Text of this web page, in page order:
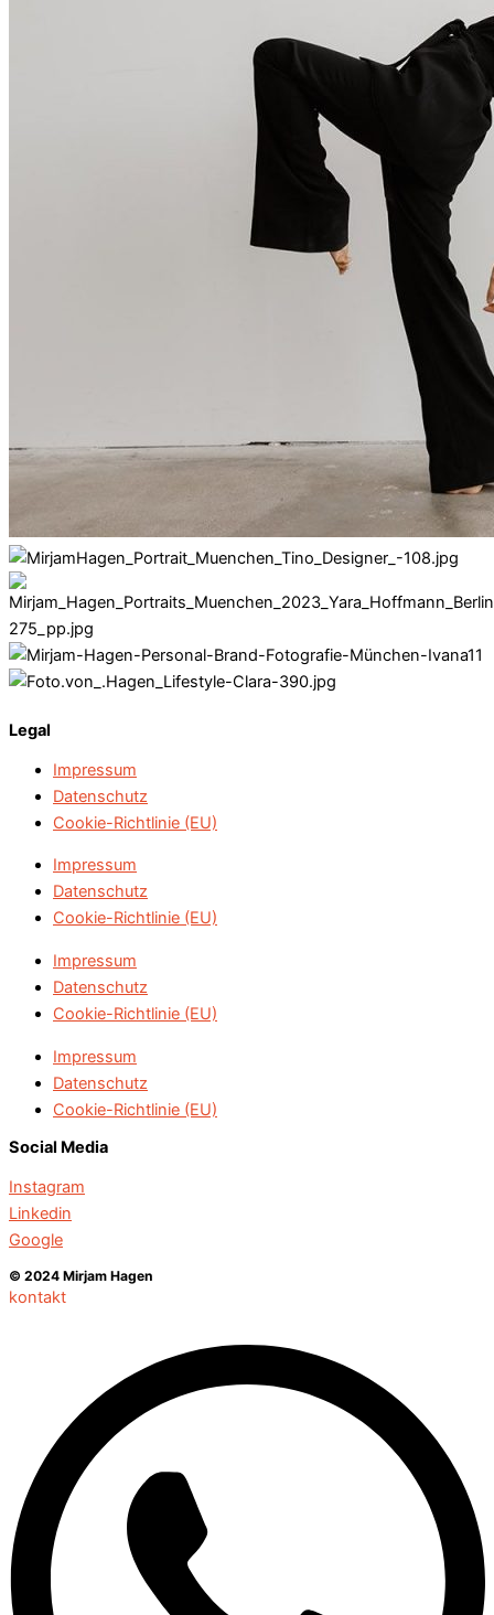
Legal
Impressum
Datenschutz
Cookie-Richtlinie (EU)
Impressum
Datenschutz
Cookie-Richtlinie (EU)
Impressum
Datenschutz
Cookie-Richtlinie (EU)
Impressum
Datenschutz
Cookie-Richtlinie (EU)
Social Media
Instagram
Linkedin
Google
© 2024 Mirjam Hagen
kontakt